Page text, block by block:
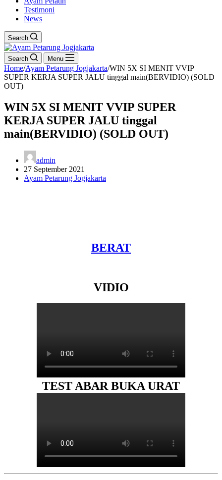
Testimoni
News
Search
Search Menu
Home/Ayam Petarung Jogjakarta/WIN 5X SI MENIT VVIP
SUPER KERJA SUPER JALU tinggal main(BERVIDIO) (SOLD
OUT)
WIN 5X SI MENIT VVIP SUPER
KERJA SUPER JALU tinggal
main(BERVIDIO) (SOLD OUT)
admin
27 September 2021
Ayam Petarung Jogjakarta
BERAT
VIDIO
TEST ABAR BUKA URAT